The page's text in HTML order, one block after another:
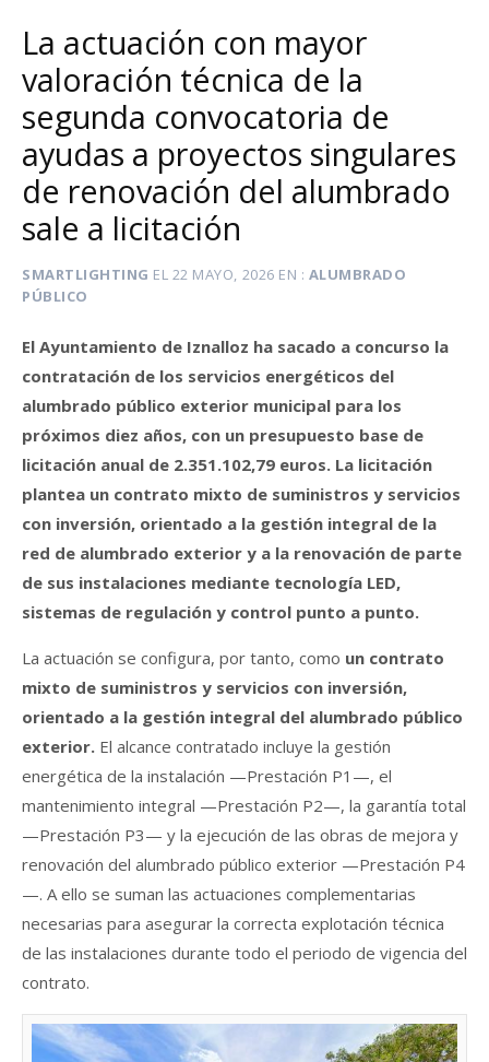
La actuación con mayor
valoración técnica de la
segunda convocatoria de
ayudas a proyectos singulares
de renovación del alumbrado
sale a licitación
SMARTLIGHTING EL 22 MAYO, 2026 EN
ALUMBRADO
PÚBLICO
El Ayuntamiento de Iznalloz ha sacado a concurso la
contratación de los servicios energéticos del
alumbrado público exterior municipal para los
próximos diez años, con un presupuesto base de
licitación anual de 2.351.102,79 euros. La licitación
plantea un contrato mixto de suministros y servicios
con inversión, orientado a la gestión integral de la
red de alumbrado exterior y a la renovación de parte
de sus instalaciones mediante tecnología LED,
sistemas de regulación y control punto a punto.
La actuación se configura, por tanto, como un contrato
mixto de suministros y servicios con inversión,
orientado a la gestión integral del alumbrado público
exterior. El alcance contratado incluye la gestión
energética de la instalación —Prestación P1—, el
mantenimiento integral —Prestación P2—, la garantía total
—Prestación P3— y la ejecución de las obras de mejora y
renovación del alumbrado público exterior —Prestación P4
—. A ello se suman las actuaciones complementarias
necesarias para asegurar la correcta explotación técnica
de las instalaciones durante todo el periodo de vigencia del
contrato.